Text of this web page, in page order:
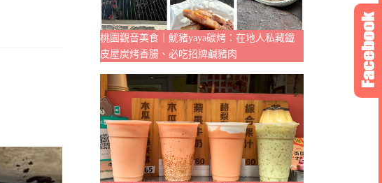
桃園觀音美食｜魷豬yaya碳烤：在地人私藏鐵
皮屋炭烤香腸、必吃招牌鹹豬肉